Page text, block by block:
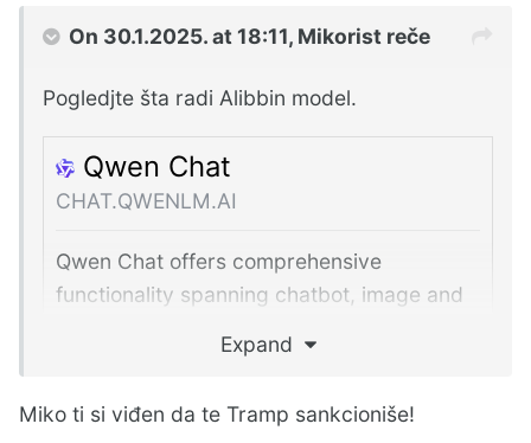
On 30.1.2025. at 18:11, Mikorist reče
Pogledjte šta radi Alibbin model.
Qwen Chat
CHAT.QWENLM.AI
Qwen Chat offers comprehensive
functionality spanning chatbot, image and
document processing, web search
Expand
Miko ti si viđen da te Tramp sankcioniše!